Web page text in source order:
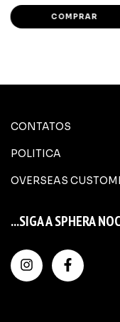
CONTATOS
POLITICA
OVERSEAS
...SIGA A SPHERA